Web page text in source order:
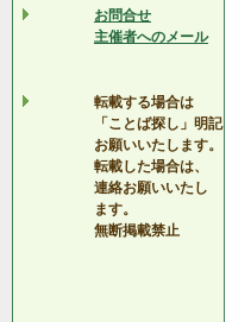
お問合せ
主催者へのメール
転載する場合は
「ことば探し」明記
お願いいたします。
転載した場合は、
連絡お願いいたし
ます。
無断掲載禁止